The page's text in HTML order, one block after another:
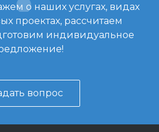
о наших услугах, видах
проектах, рассчитаем
индивидуальное
вопрос